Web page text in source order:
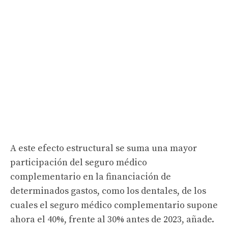
A este efecto estructural se suma una mayor
participación del seguro médico
complementario en la financiación de
determinados gastos, como los dentales, de los
cuales el seguro médico complementario supone
ahora el 40%, frente al 30% antes de 2023, añade.